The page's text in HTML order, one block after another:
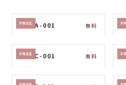
FREE
No. A-001 無料
FREE
No. C-001 無料